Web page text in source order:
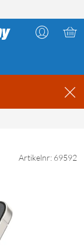
Artikelnr: 69592